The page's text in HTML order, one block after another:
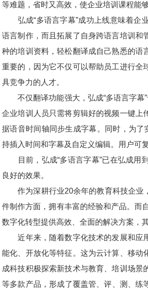
等难题，省时又高效，使企业培训课程能
弘成“多语言字幕”成功上线意味着企
语言制作，而且拓展了自身跨语言培训和
种的培训资料，轻松翻译成自己熟悉的语
重要的，因为它不仅可以帮助员工进行全
具竞争力的人才。
不仅翻译功能强大，弘成“多语言字幕”
企业培训人员只需将剪辑好的视频一键上
据语音时间轴同步生成字幕。同时，为了
持插入时间和字幕及自定义编辑。用户可
目前，弘成“多语言字幕”已在弘成用
良好的效果。
作为深耕行业20余年的教育科技企业
件制作方面，拥有丰富的经验和产品。而
数字化转型提供高效、全面的解决方案，
近年来，随着数字化技术的发展和应
能化、开放化等特征。这为云计算、移动
成科技积极探索新技术与教育、培训场
等多款产品，形成了覆盖管、评、测、练